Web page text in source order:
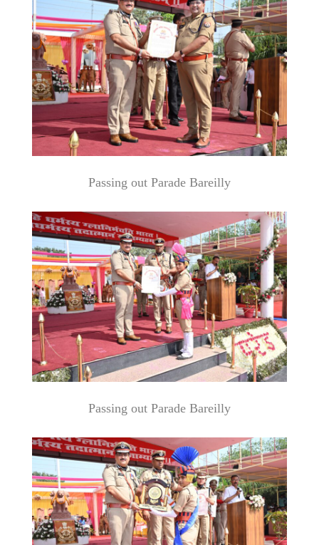
Passing out Parade Bareilly
Passing out Parade Bareilly